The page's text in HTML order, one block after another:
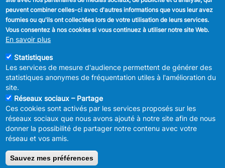
Facebook
Linkedin
MENU
FOOTER
LEGAL
Déclaration de confidentialité
Déclaration d'accessibilité
modération des réseaux sociaux
peuvent combiner celles-ci avec d'autres informations que vous leur avez
fournies ou qu'ils ont collectées lors de votre utilisation de leurs services.
Vous consentez à nos cookies si vous continuez à utiliser notre site Web.
En savoir plus
Statistiques
Les services de mesure d'audience permettent de générer des
statistiques anonymes de fréquentation utiles à l'amélioration du
site.
Réseaux sociaux – Partage
Ces cookies sont activés par les services proposés sur les
réseaux sociaux que nous avons ajouté à notre site afin de nous
donner la possibilité de partager notre contenu avec votre
réseau et vos amis.
Sauvez mes préférences